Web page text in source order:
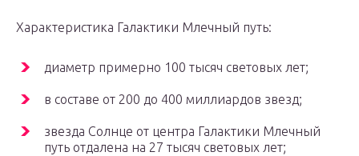
Характеристика Галактики Млечный путь:
диаметр примерно 100 тысяч световых лет;
в составе от 200 до 400 миллиардов звезд;
звезда Солнце от центра Галактики Млечный
путь отдалена на 27 тысяч световых лет;